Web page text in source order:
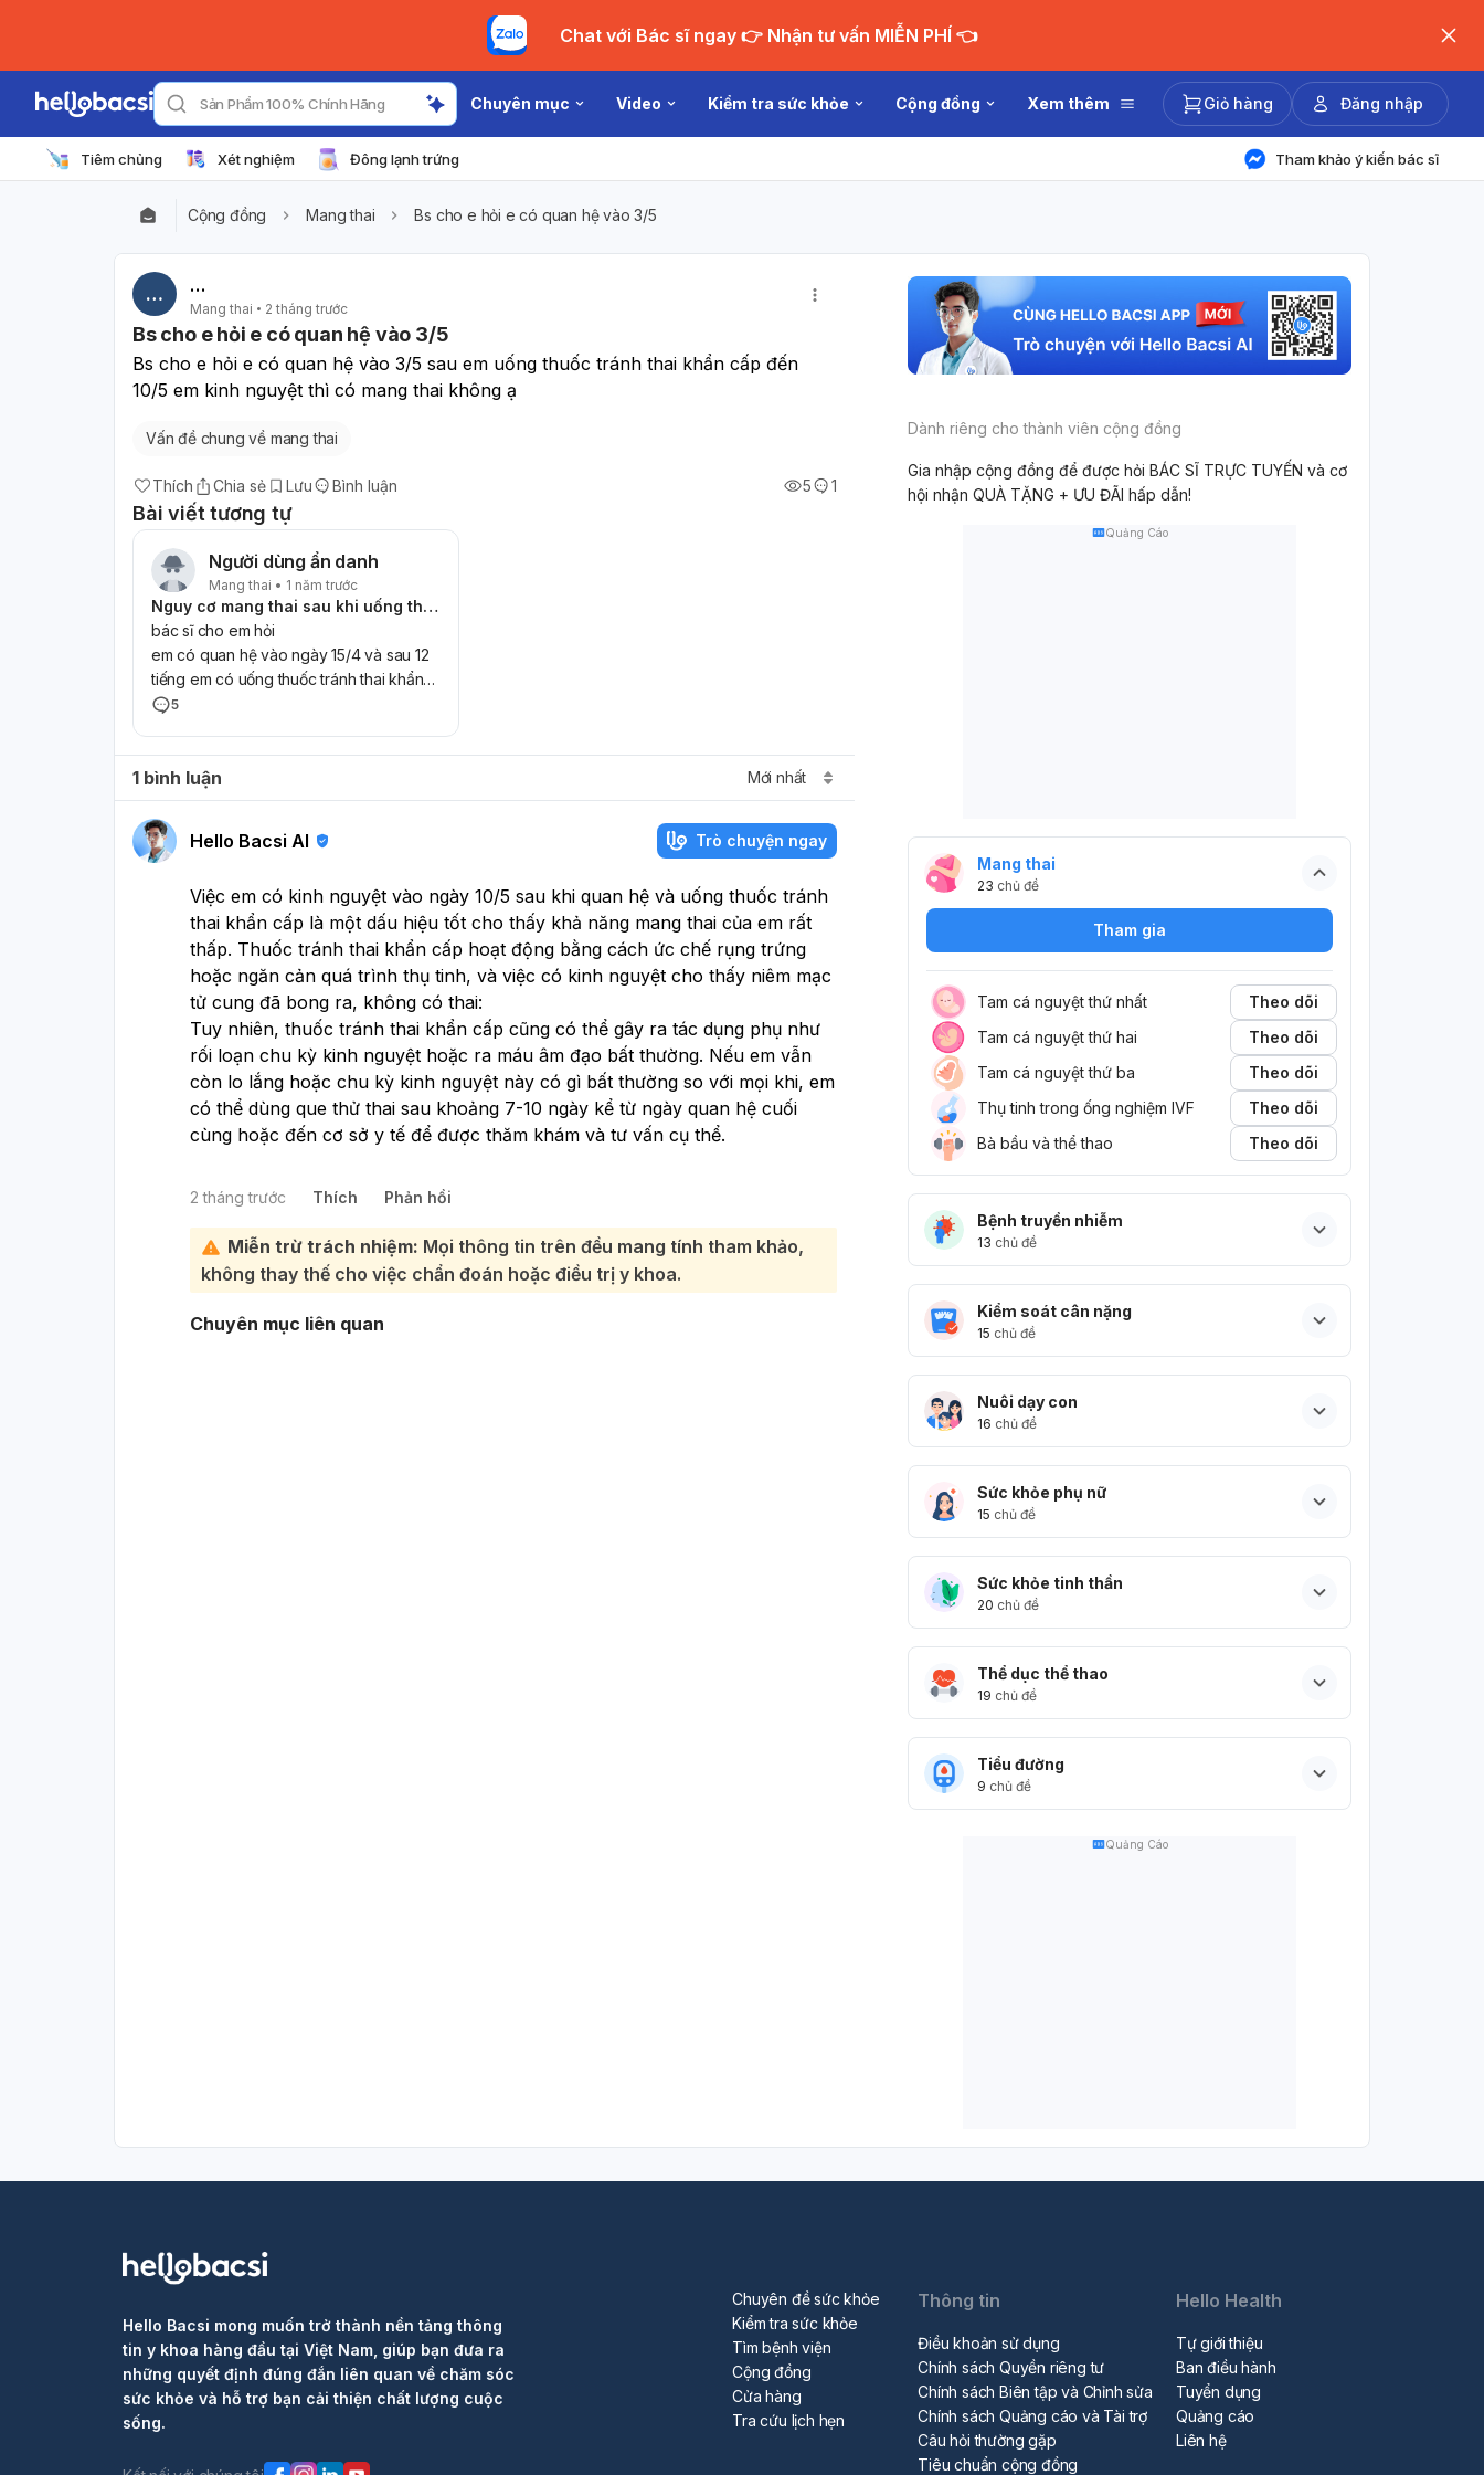
Chat với Bác sĩ ngay 👉 Nhận tư vấn MIỄN PHÍ 👈
Sản Phẩm 100% Chính Hãng Chuyên mục Video Kiểm tra sức khỏe Cộng đồng Xem thêm Giỏ hàng Đăng nhập
Tiêm chủng Xét nghiệm Đông lạnh trứng Tham khảo ý kiến bác sĩ
Cộng đồng Mang thai Bs cho e hỏi e có quan hệ vào 3/5
… …
Mang thai 2 tháng trước
Bs cho e hỏi e có quan hệ vào 3/5
Bs cho e hỏi e có quan hệ vào 3/5 sau em uống thuốc tránh thai khẩn cấp đến
10/5 em kinh nguyệt thì có mang thai không ạ
Vấn đề chung về mang thai
Thích Chia sẻ Lưu Bình luận 5 1
Bài viết tương tự
Người dùng ẩn danh
Mang thai • 1 năm trước
Nguy cơ mang thai sau khi uống thuốc tránh thai khẩn cấp
bác sĩ cho em hỏi
em có quan hệ vào ngày 15/4 và sau 12
tiếng em có uống thuốc tránh thai khẩn
cấp thì sau 11 ngày em có kinh nguyệt trở
không ạ và ví dụ như tháng 6 này em
không có quan hệ mà vẫn không có kinh
nguyệt thì có thai không ạ
5
1 bình luận Mới nhất
Hello Bacsi AI Trò chuyện ngay
Việc em có kinh nguyệt vào ngày 10/5 sau khi quan hệ và uống thuốc tránh
thai khẩn cấp là một dấu hiệu tốt cho thấy khả năng mang thai của em rất
thấp. Thuốc tránh thai khẩn cấp hoạt động bằng cách ức chế rụng trứng
hoặc ngăn cản quá trình thụ tinh, và việc có kinh nguyệt cho thấy niêm mạc
tử cung đã bong ra, không có thai:
Tuy nhiên, thuốc tránh thai khẩn cấp cũng có thể gây ra tác dụng phụ như
rối loạn chu kỳ kinh nguyệt hoặc ra máu âm đạo bất thường. Nếu em vẫn
còn lo lắng hoặc chu kỳ kinh nguyệt này có gì bất thường so với mọi khi, em
có thể dùng que thử thai sau khoảng 7-10 ngày kể từ ngày quan hệ cuối
cùng hoặc đến cơ sở y tế để được thăm khám và tư vấn cụ thể.
2 tháng trước Thích Phản hồi
Miễn trừ trách nhiệm: Mọi thông tin trên đều mang tính tham khảo,
không thay thế cho việc chẩn đoán hoặc điều trị y khoa.
Chuyên mục liên quan
Dành riêng cho thành viên cộng đồng
Gia nhập cộng đồng để được hỏi BÁC SĨ TRỰC TUYẾN và cơ
hội nhận QUÀ TẶNG + ƯU ĐÃI hấp dẫn!
Quảng Cáo
Mang thai
23 chủ đề
Tham gia
Tam cá nguyệt thứ nhất
Theo dõi
Tam cá nguyệt thứ hai
Theo dõi
Tam cá nguyệt thứ ba
Theo dõi
Thụ tinh trong ống nghiệm IVF
Theo dõi
Bà bầu và thể thao
Theo dõi
Bệnh truyền nhiễm
13 chủ đề
Kiểm soát cân nặng
15 chủ đề
Nuôi dạy con
16 chủ đề
Sức khỏe phụ nữ
15 chủ đề
Sức khỏe tinh thần
20 chủ đề
Thể dục thể thao
19 chủ đề
Tiểu đường
9 chủ đề
Quảng Cáo
Hello Bacsi mong muốn trở thành nền tảng thông
tin y khoa hàng đầu tại Việt Nam, giúp bạn đưa ra
những quyết định đúng đắn liên quan về chăm sóc
sức khỏe và hỗ trợ bạn cải thiện chất lượng cuộc
sống.
Chuyên đề sức khỏe
Kiểm tra sức khỏe
Tìm bệnh viện
Cộng đồng
Cửa hàng
Tra cứu lịch hẹn
Thông tin
Điều khoản sử dụng
Chính sách Quyền riêng tư
Chính sách Biên tập và Chỉnh sửa
Chính sách Quảng cáo và Tài trợ
Câu hỏi thường gặp
Tiêu chuẩn cộng đồng
Hello Health
Tự giới thiệu
Ban điều hành
Tuyển dụng
Quảng cáo
Liên hệ